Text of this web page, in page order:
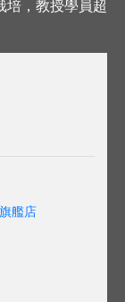
培，教授學員超
艦店